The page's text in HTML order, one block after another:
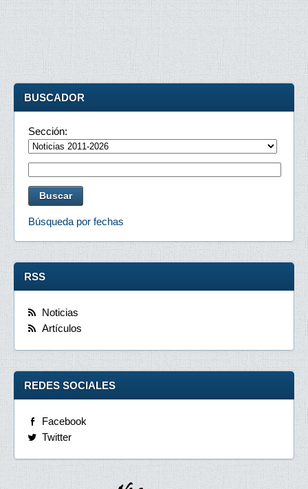
BUSCADOR
Sección:
Búsqueda por fechas
RSS
Noticias
Artículos
REDES SOCIALES
Facebook
Twitter